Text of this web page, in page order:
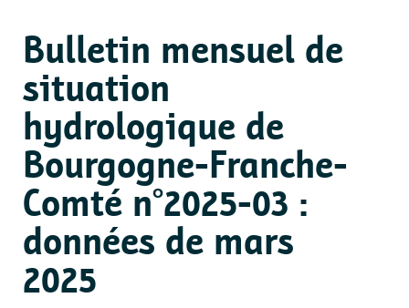
Bulletin mensuel de
situation
hydrologique de
Bourgogne-Franche-
Comté n°2025-03 :
données de mars
2025